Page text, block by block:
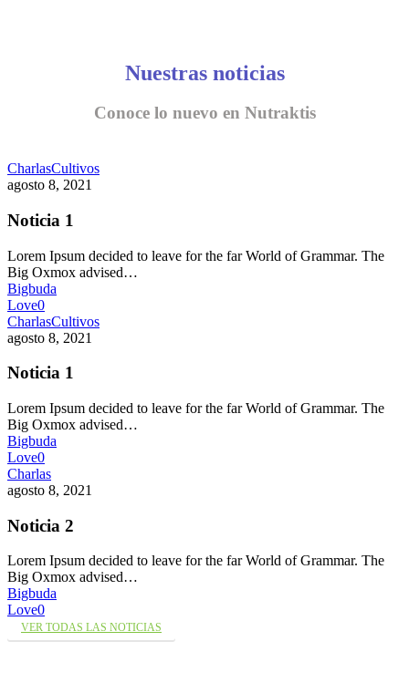
Nuestras noticias
Conoce lo nuevo en Nutraktis
CharlasCultivos
agosto 8, 2021
Noticia 1
Lorem Ipsum decided to leave for the far World of Grammar. The
Big Oxmox advised…
Bigbuda
Love0
CharlasCultivos
agosto 8, 2021
Noticia 1
Lorem Ipsum decided to leave for the far World of Grammar. The
Big Oxmox advised…
Bigbuda
Love0
Charlas
agosto 8, 2021
Noticia 2
Lorem Ipsum decided to leave for the far World of Grammar. The
Big Oxmox advised…
Bigbuda
Love0
VER TODAS LAS NOTICIAS